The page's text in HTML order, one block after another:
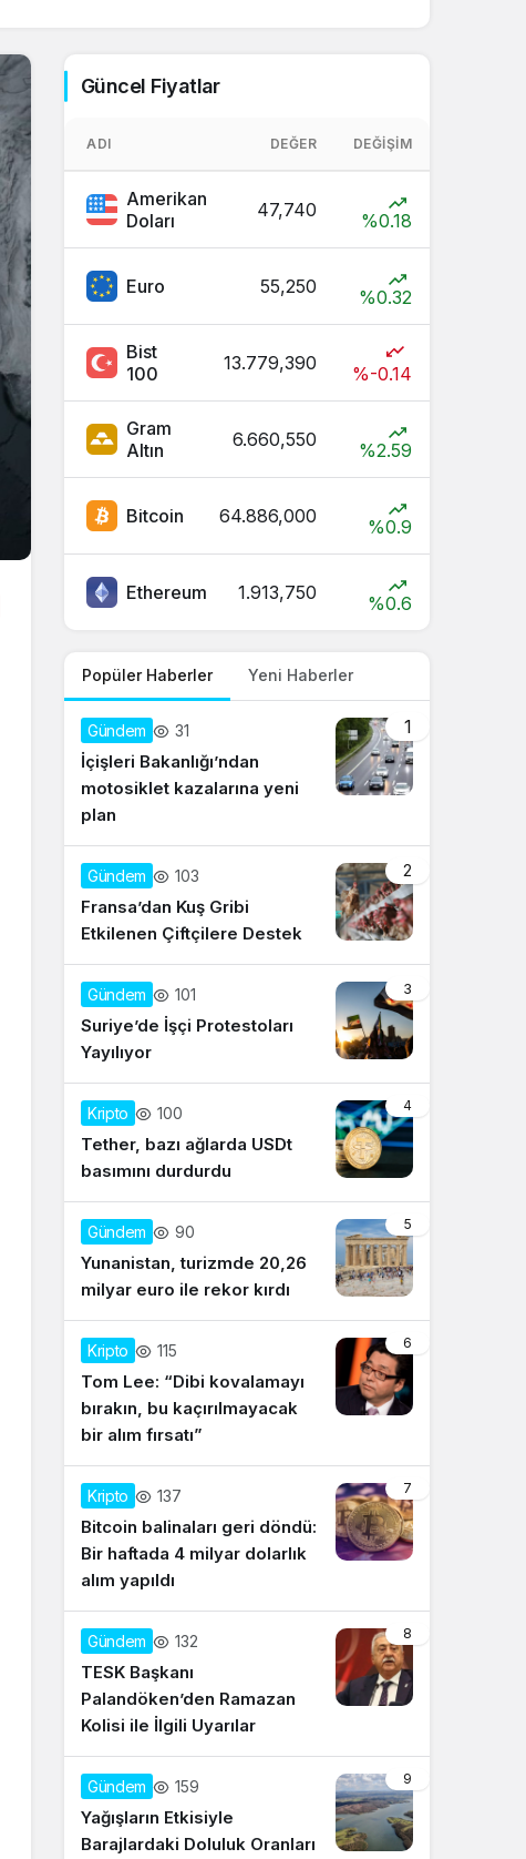
Sistem modunu seçin.
Güncel Fiyatlar
ADI DEĞER DEĞIŞIM
Amerikan
Doları
47,740 %0.18
Euro 55,250 %0.32
Bist
100
13.779,390 %-0.14
Gram
Altın
6.660,550 %2.59
Bitcoin 64.886,000 %0.9
Ethereum 1.913,750 %0.6
Popüler Haberler Yeni Haberler
1
Gündem 31
İçişleri Bakanlığı’ndan
motosiklet kazalarına yeni
plan
2
Gündem 103
Fransa’dan Kuş Gribi
Etkilenen Çiftçilere Destek
3
Gündem 101
Suriye’de İşçi Protestoları
Yayılıyor
4
Kripto 100
Tether, bazı ağlarda USDt
basımını durdurdu
5
Gündem 90
Yunanistan, turizmde 20,26
milyar euro ile rekor kırdı
6
Kripto 115
Tom Lee: “Dibi kovalamayı
bırakın, bu kaçırılmayacak
bir alım fırsatı”
7
Kripto 137
Bitcoin balinaları geri döndü:
Bir haftada 4 milyar dolarlık
alım yapıldı
8
Gündem 132
TESK Başkanı
Palandöken’den Ramazan
Kolisi ile İlgili Uyarılar
9
Gündem 159
Yağışların Etkisiyle
Barajlardaki Doluluk Oranları